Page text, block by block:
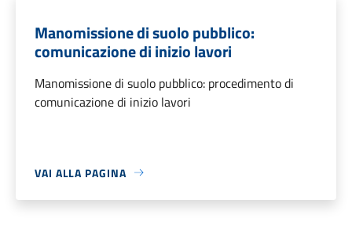
Manomissione di suolo pubblico:
comunicazione di inizio lavori
Manomissione di suolo pubblico: procedimento di
comunicazione di inizio lavori
VAI ALLA PAGINA